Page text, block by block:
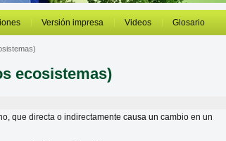
Versión impresa Videos Glosario
ecosistemas)
que directa o indirectamente causa un cambio en un